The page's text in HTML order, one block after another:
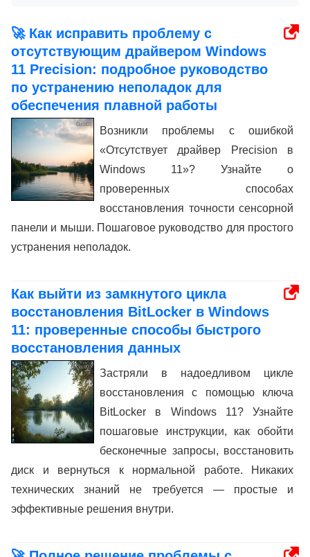
🚀 Как исправить проблему с
отсутствующим драйвером Windows
11 Precision: подробное руководство
по устранению неполадок для
обеспечения плавной работы
Возникли проблемы с ошибкой
«Отсутствует драйвер Precision в
Windows 11»? Узнайте о
проверенных способах
восстановления точности сенсорной
панели и мыши. Пошаговое руководство для простого
устранения неполадок.
Как выйти из замкнутого цикла
восстановления BitLocker в Windows
11: проверенные способы быстрого
восстановления данных
Застряли в надоедливом цикле
восстановления с помощью ключа
BitLocker в Windows 11? Узнайте
пошаговые инструкции, как обойти
бесконечные запросы, восстановить
диск и вернуться к нормальной работе. Никаких
технических знаний не требуется — простые и
эффективные решения внутри.